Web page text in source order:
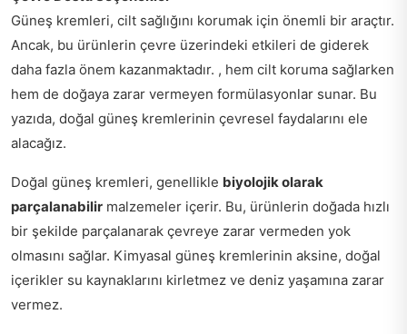
Güneş kremleri, cilt sağlığını korumak için önemli bir araçtır.
Ancak, bu ürünlerin çevre üzerindeki etkileri de giderek
daha fazla önem kazanmaktadır. , hem cilt koruma sağlarken
hem de doğaya zarar vermeyen formülasyonlar sunar. Bu
yazıda, doğal güneş kremlerinin çevresel faydalarını ele
alacağız.
Doğal güneş kremleri, genellikle biyolojik olarak
parçalanabilir malzemeler içerir. Bu, ürünlerin doğada hızlı
bir şekilde parçalanarak çevreye zarar vermeden yok
olmasını sağlar. Kimyasal güneş kremlerinin aksine, doğal
içerikler su kaynaklarını kirletmez ve deniz yaşamına zarar
vermez.